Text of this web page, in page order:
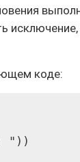
исключение,
коде:
"))